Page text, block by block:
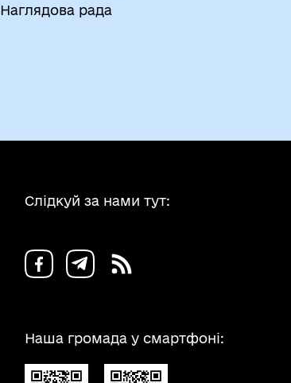
Наглядова рада
Слідкуй за нами тут:
Наша громада у смартфоні: